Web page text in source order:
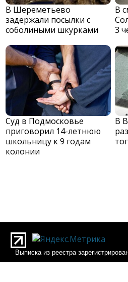
В Шереметьево
задержали посылки с
соболиными шкурками
В
3
Суд в Подмосковье
приговорил 14-летнюю
школьницу к 9 годам
колонии
В
Выписка из реестра